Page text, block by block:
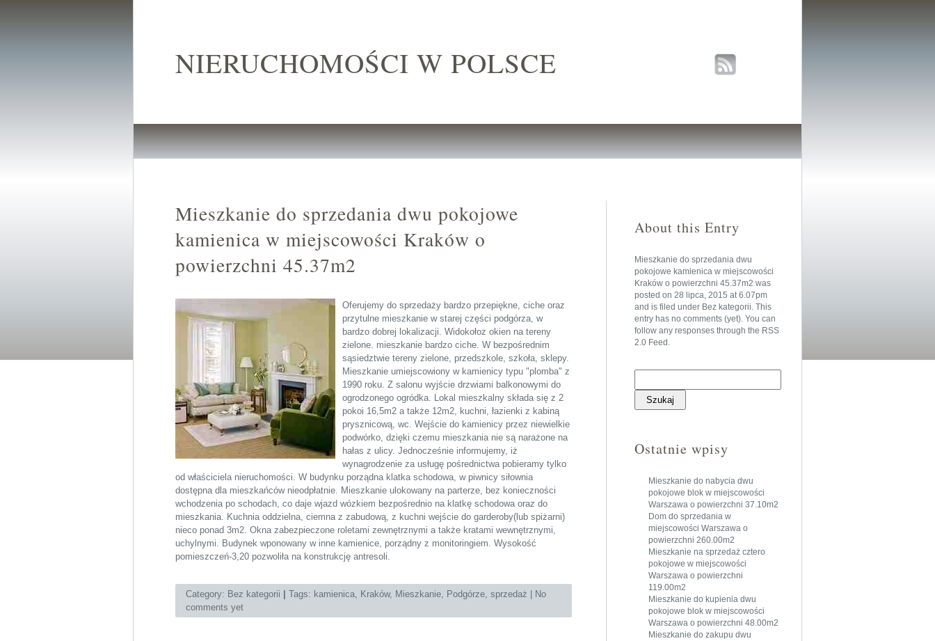
NIERUCHOMOŚCI W POLSCE
About this Entry
Mieszkanie do sprzedania dwu
pokojowe kamienica w miejscowości
Kraków o powierzchni 45.37m2 was
posted on 28 lipca, 2015 at6.07pm
and is filed under Bez kategorii. This
entry has no comments (yet). You can
follow any responses through the RSS
2.0 Feed .
Ostatnie wpisy
Mieszkanie do nabycia dwu
pokojowe blok w miejscowości
Warszawa o powierzchni 37.10m2
Dom do sprzedania w
miejscowości Warszawa o
powierzchni 260.00m2
Mieszkanie na sprzedaż cztero
pokojowe w miejscowości
Warszawa o powierzchni
119.00m2
Mieszkanie do kupienia dwu
pokojowe blok w miejscowości
Warszawa o powierzchni 48.00m2
Mieszkanie do zakupu dwu
Mieszkanie do sprzedania dwu pokojowe
kamienica w miejscowości Kraków o
powierzchni 45.37m2
Oferujemy do sprzedaży bardzo przepiękne, ciche oraz
przytulne mieszkanie w starej części podgórza, w
bardzo dobrej lokalizacji. Widokołoz okien na tereny
zielone. mieszkanie bardzo ciche. W bezpośrednim
sąsiedztwie tereny zielone, przedszkole, szkoła, sklepy.
Mieszkanie umiejscowiony w kamienicy typu "plomba" z
1990 roku. Z salonu wyjście drzwiami balkonowymi do
ogrodzonego ogródka. Lokal mieszkalny składa się z 2
pokoi 16,5m2 a także 12m2, kuchni, łazienki z kabiną
prysznicową, wc. Wejście do kamienicy przez niewielkie
podwórko, dzięki czemu mieszkania nie są narażone na
hałas z ulicy. Jednocześnie informujemy, iż
wynagrodzenie za usługę pośrednictwa pobieramy tylko
od właściciela nieruchomości. W budynku porządna klatka schodowa, w piwnicy siłownia
dostępna dla mieszkańców nieodpłatnie. Mieszkanie ulokowany na parterze, bez konieczności
wchodzenia po schodach, co daje wjazd wózkiem bezpośrednio na klatkę schodowa oraz do
mieszkania. Kuchnia oddzielna, ciemna z zabudową, z kuchni wejście do garderoby(lub spiżarni)
nieco ponad 3m2. Okna zabezpieczone roletami zewnętrznymi a także kratami wewnętrznymi,
uchylnymi. Budynek wponowany w inne kamienice, porządny z monitoringiem. Wysokość
pomieszczeń-3,20 pozwoliła na konstrukcję antresoli.
Category: Bez kategorii Tags: kamienica, Kraków, Mieszkanie, Podgórze, sprzedaż
No
comments yet